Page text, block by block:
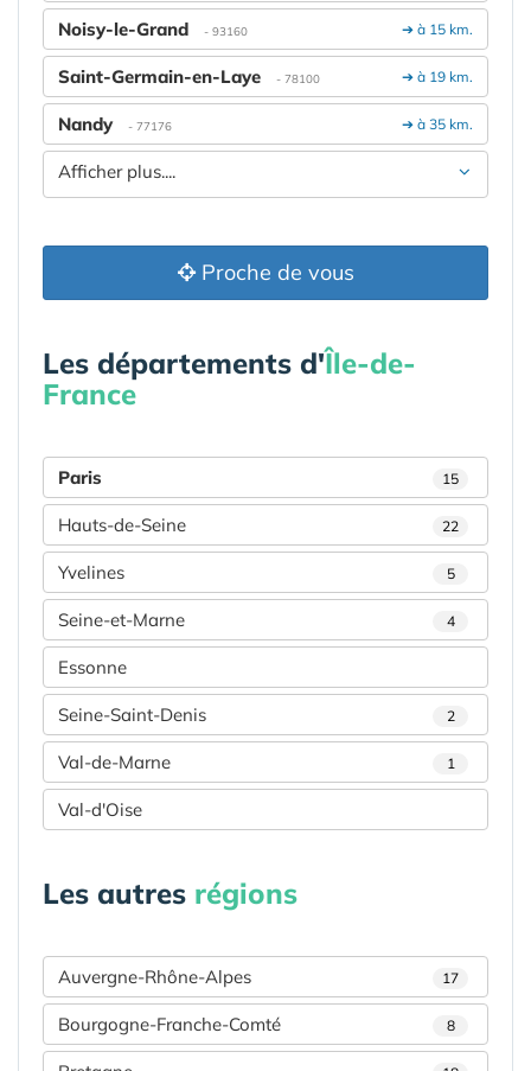
➔ à 15 km.
Noisy-le-Grand - 93160
➔ à 19 km.
Saint-Germain-en-Laye - 78100
➔ à 35 km.
Nandy - 77176
Afficher plus....
Proche de vous
Les départements d'Île-de-
France
Paris 15
Hauts-de-Seine 22
Yvelines 5
Seine-et-Marne 4
Essonne
Seine-Saint-Denis 2
Val-de-Marne 1
Val-d'Oise
Les autres régions
Auvergne-Rhône-Alpes 17
Bourgogne-Franche-Comté 8